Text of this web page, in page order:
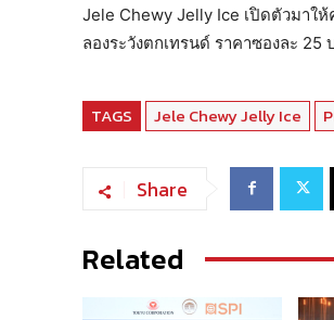
Jele Chewy Jelly Ice เปิดตัวมาใ
ลองระวังตกเทรนด์ ราคาซองละ 25
TAGS Jele Chewy Jelly Ice
Share
Related